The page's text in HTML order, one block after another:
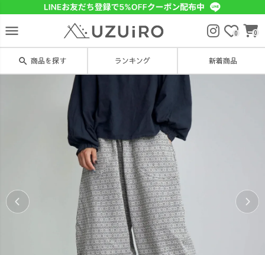
menu 0 0
search 商品を探す ランキング 新着商品